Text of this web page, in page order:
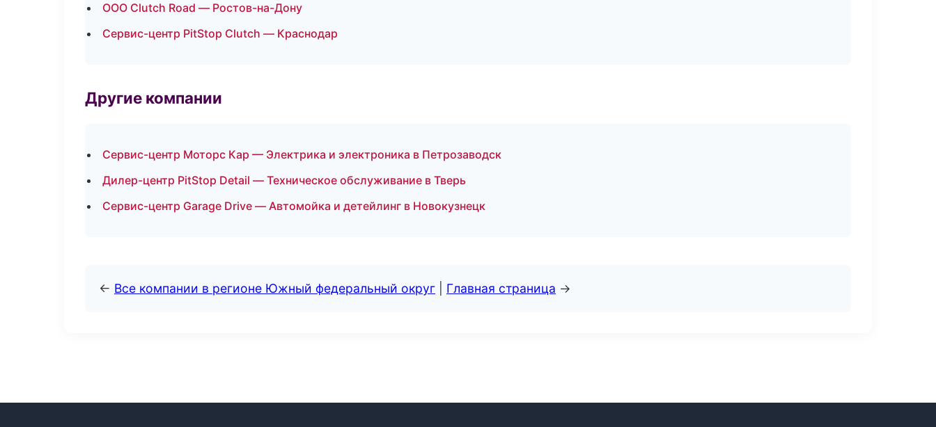
ООО Clutch Road — Ростов-на-Дону
Сервис-центр PitStop Clutch — Краснодар
Другие компании
Сервис-центр Моторс Кар — Электрика и электроника в Петрозаводск
Дилер-центр PitStop Detail — Техническое обслуживание в Тверь
Сервис-центр Garage Drive — Автомойка и детейлинг в Новокузнецк
← Все компании в регионе Южный федеральный округ Главная страница →